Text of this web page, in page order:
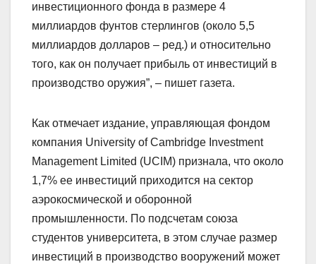
инвестиционного фонда в размере 4
миллиардов фунтов стерлингов (около 5,5
миллиардов долларов – ред.) и относительно
того, как он получает прибыль от инвестиций в
производство оружия”, – пишет газета.
Как отмечает издание, управляющая фондом
компания University of Cambridge Investment
Management Limited (UCIM) признала, что около
1,7% ее инвестиций приходится на сектор
аэрокосмической и оборонной
промышленности. По подсчетам союза
студентов университета, в этом случае размер
инвестиций в производство вооружений может